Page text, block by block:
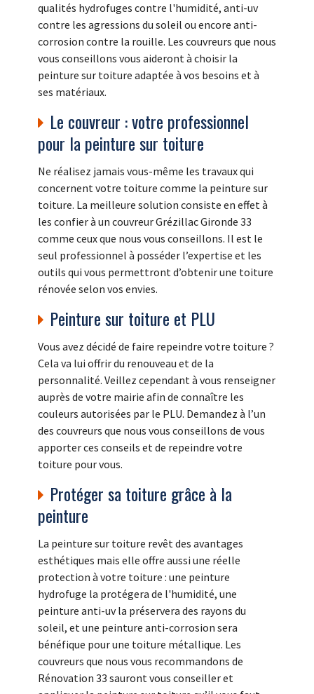
qualités hydrofuges contre l'humidité, anti-uv
contre les agressions du soleil ou encore anti-
corrosion contre la rouille. Les couvreurs que nous
vous conseillons vous aideront à choisir la
peinture sur toiture adaptée à vos besoins et à
ses matériaux.
Le couvreur : votre professionnel
pour la peinture sur toiture
Ne réalisez jamais vous-même les travaux qui
concernent votre toiture comme la peinture sur
toiture. La meilleure solution consiste en effet à
les confier à un couvreur Grézillac Gironde 33
comme ceux que nous vous conseillons. Il est le
seul professionnel à posséder l’expertise et les
outils qui vous permettront d’obtenir une toiture
rénovée selon vos envies.
Peinture sur toiture et PLU
Vous avez décidé de faire repeindre votre toiture ?
Cela va lui offrir du renouveau et de la
personnalité. Veillez cependant à vous renseigner
auprès de votre mairie afin de connaître les
couleurs autorisées par le PLU. Demandez à l’un
des couvreurs que nous vous conseillons de vous
apporter ces conseils et de repeindre votre
toiture pour vous.
Protéger sa toiture grâce à la
peinture
La peinture sur toiture revêt des avantages
esthétiques mais elle offre aussi une réelle
protection à votre toiture : une peinture
hydrofuge la protégera de l'humidité, une
peinture anti-uv la préservera des rayons du
soleil, et une peinture anti-corrosion sera
bénéfique pour une toiture métallique. Les
couvreurs que nous vous recommandons de
Rénovation 33 sauront vous conseiller et